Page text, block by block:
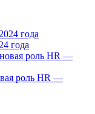
года
роль HR —